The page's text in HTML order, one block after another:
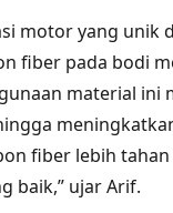
motor yang unik
fiber pada bodi
material ini
fiber lebih
baik,” ujar Arif.